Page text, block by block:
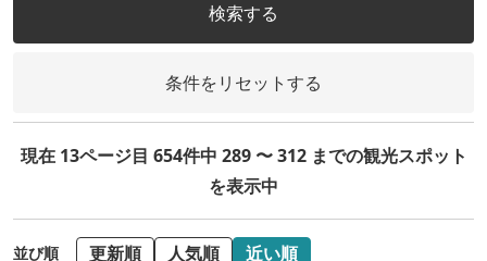
検索する
条件をリセットする
現在 13ページ目 654件中 289 〜 312 までの観光スポット
を表示中
並び順 更新順 人気順 近い順